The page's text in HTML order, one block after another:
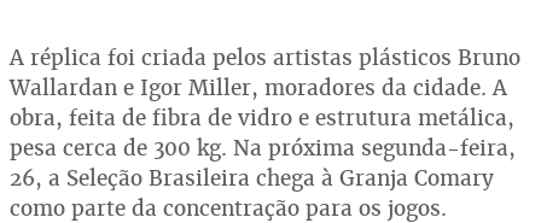
A réplica foi criada pelos artistas plásticos Bruno
Wallardan e Igor Miller, moradores da cidade. A
obra, feita de fibra de vidro e estrutura metálica,
pesa cerca de 300 kg. Na próxima segunda-feira,
26, a Seleção Brasileira chega à Granja Comary
como parte da concentração para os jogos.